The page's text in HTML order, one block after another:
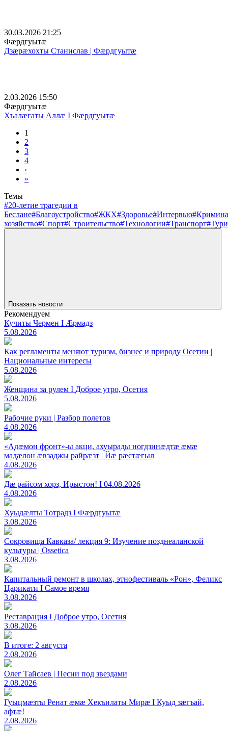
30.03.2026 21:25
Фæрдгуытæ
Дзæрæхохты Станислав | Фæрдгуытæ
2.03.2026 15:50
Фæрдгуытæ
Хъалӕгаты Аллӕ I Фæрдгуытæ
1
2
3
4
›
»
Темы
#20-летие трагедии в
Беслане#Благоустройство#ЖКХ#Здоровье#Интервью
хозяйство#Спорт#Строительство#Технологии#Транспорт
Показать новости
Рекомендуем
Кучиты Чермен I Æрмадз
5.08.2026
Как регламенты меняют туризм, бизнес и природу Осетии |
Национальные интересы
5.08.2026
Женщина за рулем I Доброе утро, Осетия
5.08.2026
Рабочие руки | Разбор полетов
4.08.2026
«Адæмон фронт»-ы акци, ахуырады ногдзинæдтæ æмæ
мадæлон æвзаджы райрæзт | Йæ рæстæгыл
4.08.2026
Дæ райсом хорз, Ирыстон! I 04.08.2026
4.08.2026
Хуыдæлты Тотрадз I Фæрдгуытæ
3.08.2026
Сокровища Кавказа/ лекция 9: Изучение позднеаланской
культуры | Ossetica
3.08.2026
Капитальный ремонт в школах, этнофестиваль «Рон», Феликс
Царикати I Самое время
3.08.2026
Реставрация I Доброе утро, Осетия
3.08.2026
В итоге: 2 августа
2.08.2026
Олег Тайсаев | Песни под звездами
2.08.2026
Гуыцмӕзты Ренат ӕмӕ Хекъилаты Мирӕ I Куыд зӕгъай,
афтӕ!
2.08.2026